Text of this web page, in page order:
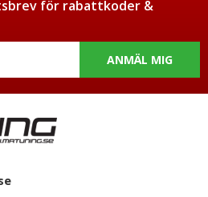
för rabattkoder &
ANMÄL MIG